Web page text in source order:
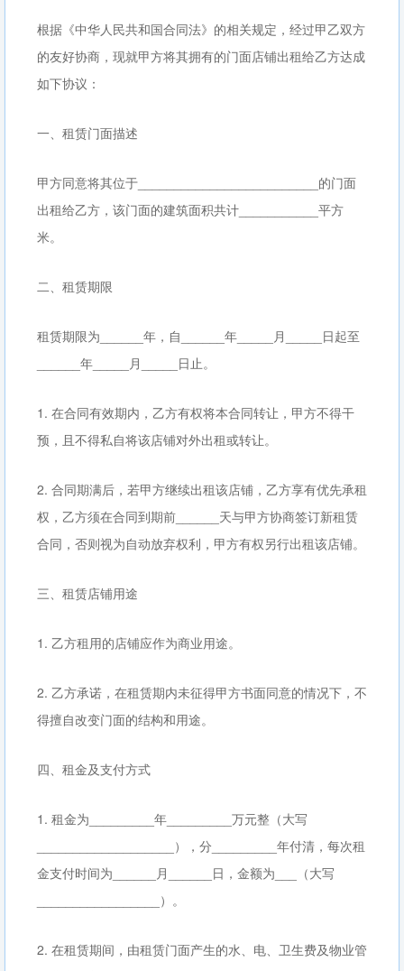
根据《中华人民共和国合同法》的相关规定，经过甲乙双方
的友好协商，现就甲方将其拥有的门面店铺出租给乙方达成
如下协议：
一、租赁门面描述
甲方同意将其位于_________________________的门面
出租给乙方，该门面的建筑面积共计___________平方
米。
二、租赁期限
租赁期限为______年，自______年_____月_____日起至
______年_____月_____日止。
1. 在合同有效期内，乙方有权将本合同转让，甲方不得干
预，且不得私自将该店铺对外出租或转让。
2. 合同期满后，若甲方继续出租该店铺，乙方享有优先承租
权，乙方须在合同到期前______天与甲方协商签订新租赁
合同，否则视为自动放弃权利，甲方有权另行出租该店铺。
三、租赁店铺用途
1. 乙方租用的店铺应作为商业用途。
2. 乙方承诺，在租赁期内未征得甲方书面同意的情况下，不
得擅自改变门面的结构和用途。
四、租金及支付方式
1. 租金为_________年_________万元整（大写
___________________），分_________年付清，每次租
金支付时间为______月______日，金额为___（大写
_________________）。
2. 在租赁期间，由租赁门面产生的水、电、卫生费及物业管